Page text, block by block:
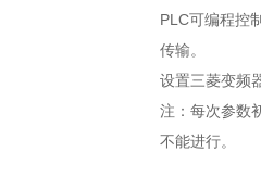
PLC可编程控
传输。
设置三菱变频
注：每次参数
不能进行。